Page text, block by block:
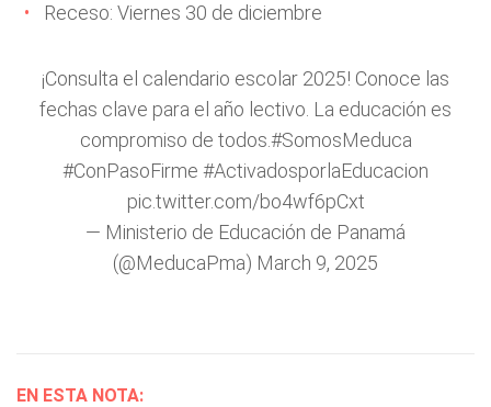
Receso: Viernes 30 de diciembre
¡Consulta el calendario escolar 2025! Conoce las
fechas clave para el año lectivo. La educación es
compromiso de todos.#SomosMeduca
#ConPasoFirme #ActivadosporlaEducacion
pic.twitter.com/bo4wf6pCxt
— Ministerio de Educación de Panamá
(@MeducaPma) March 9, 2025
EN ESTA NOTA: